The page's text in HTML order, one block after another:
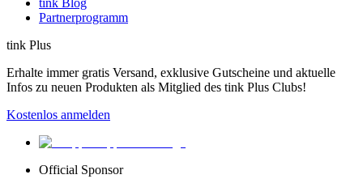
tink Blog
Partnerprogramm
tink Plus
Erhalte immer gratis Versand, exklusive Gutscheine und aktuelle
Infos zu neuen Produkten als Mitglied des tink Plus Clubs!
Kostenlos anmelden
Official Sponsor